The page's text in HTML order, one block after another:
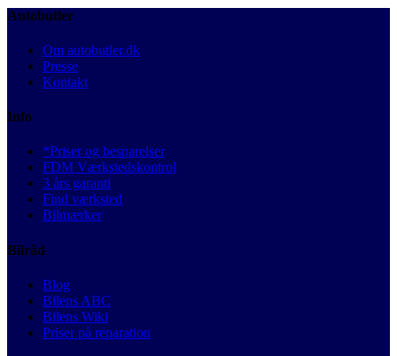
Autobutler
Om autobutler.dk
Presse
Kontakt
Info
*Priser og besparelser
FDM Værkstedskontrol
3 års garanti
Find værksted
Bilmærker
Bilråd
Blog
Bilens ABC
Bilens Wiki
Priser på reparation